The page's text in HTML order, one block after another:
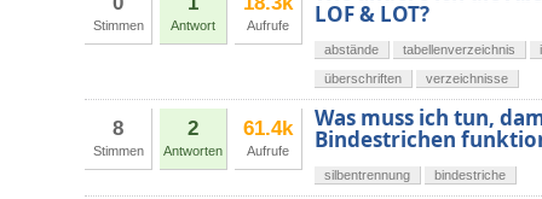
Stimmen Antwort Aufrufe LOF & LOT?
abstände tabellenverzeichnis
überschriften
verzeichnisse
8
Stimmen
2
Antworten
61.4k
Aufrufe
Was muss ich tun,
Bindestrichen
silbentrennung bindestriche